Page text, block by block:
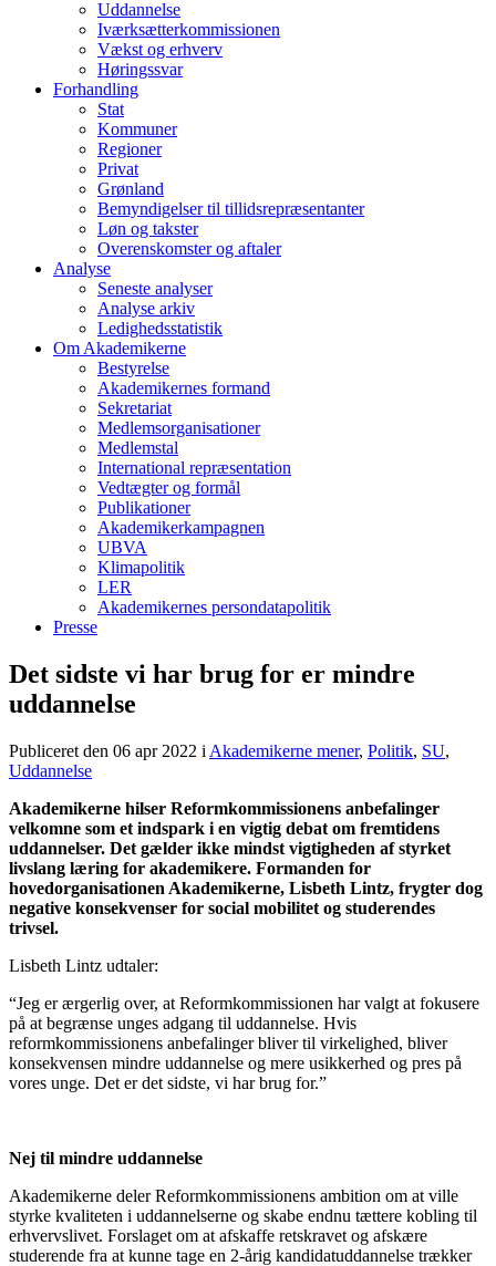
Uddannelse
Iværksætterkommissionen
Vækst og erhverv
Høringssvar
Forhandling
Stat
Kommuner
Regioner
Privat
Grønland
Bemyndigelser til tillidsrepræsentanter
Løn og takster
Overenskomster og aftaler
Analyse
Seneste analyser
Analyse arkiv
Ledighedsstatistik
Om Akademikerne
Bestyrelse
Akademikernes formand
Sekretariat
Medlemsorganisationer
Medlemstal
International repræsentation
Vedtægter og formål
Publikationer
Akademikerkampagnen
UBVA
Klimapolitik
LER
Akademikernes persondatapolitik
Presse
Det sidste vi har brug for er mindre
uddannelse
Publiceret den 06 apr 2022 i Akademikerne mener, Politik, SU,
Uddannelse
Akademikerne hilser Reformkommissionens anbefalinger
velkomne som et indspark i en vigtig debat om fremtidens
uddannelser. Det gælder ikke mindst vigtigheden af styrket
livslang læring for akademikere. Formanden for
hovedorganisationen Akademikerne, Lisbeth Lintz, frygter dog
negative konsekvenser for social mobilitet og studerendes
trivsel.
Lisbeth Lintz udtaler:
“Jeg er ærgerlig over, at Reformkommissionen har valgt at fokusere
på at begrænse unges adgang til uddannelse. Hvis
reformkommissionens anbefalinger bliver til virkelighed, bliver
konsekvensen mindre uddannelse og mere usikkerhed og pres på
vores unge. Det er det sidste, vi har brug for.”
Nej til mindre uddannelse
Akademikerne deler Reformkommissionens ambition om at ville
styrke kvaliteten i uddannelserne og skabe endnu tættere kobling til
erhvervslivet. Forslaget om at afskaffe retskravet og afskære
studerende fra at kunne tage en 2-årig kandidatuddannelse trækker